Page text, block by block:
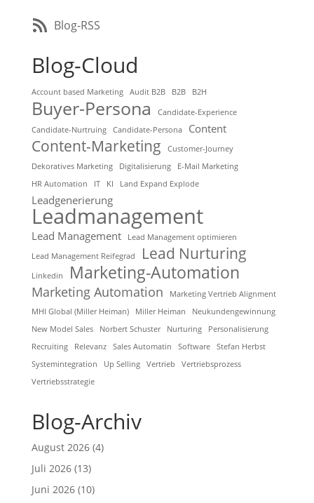
Blog-RSS
Blog-Cloud
Account based Marketing Audit B2B B2B B2H
Buyer-Persona
Candidate-Experience
Candidate-Nurtruing
Candidate-Persona Content
Content-Marketing
Customer-Journey
Dekoratives Marketing
Digitalisierung
E-Mail Marketing
HR Automation
IT KI Land Expand Explode
Leadgenerierung
Leadmanagement
Lead Management
Lead Management optimieren
Lead Management Reifegrad
Lead Nurturing
Linkedin Marketing-Automation
Marketing Automation
Marketing Vertrieb Alignment
MHI Global (Miller Heiman)
Miller Heiman
Neukundengewinnung
New Model Sales
Norbert Schuster Nurturing
Personalisierung
Recruiting
Relevanz Sales Automatin Software
Stefan Herbst
Systemintegration
Up Selling Vertrieb
Vertriebsprozess
Vertriebsstrategie
Blog-Archiv
August 2026(4)
Juli 2026(13)
Juni 2026(10)